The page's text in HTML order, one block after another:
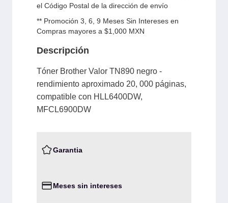
el Código Postal de la dirección de envío
** Promoción 3, 6, 9 Meses Sin Intereses en
Compras mayores a $1,000 MXN
Descripción
Tóner Brother Valor TN890 negro -
rendimiento aproximado 20, 000 páginas,
compatible con HLL6400DW,
MFCL6900DW
Garantia
Meses sin intereses